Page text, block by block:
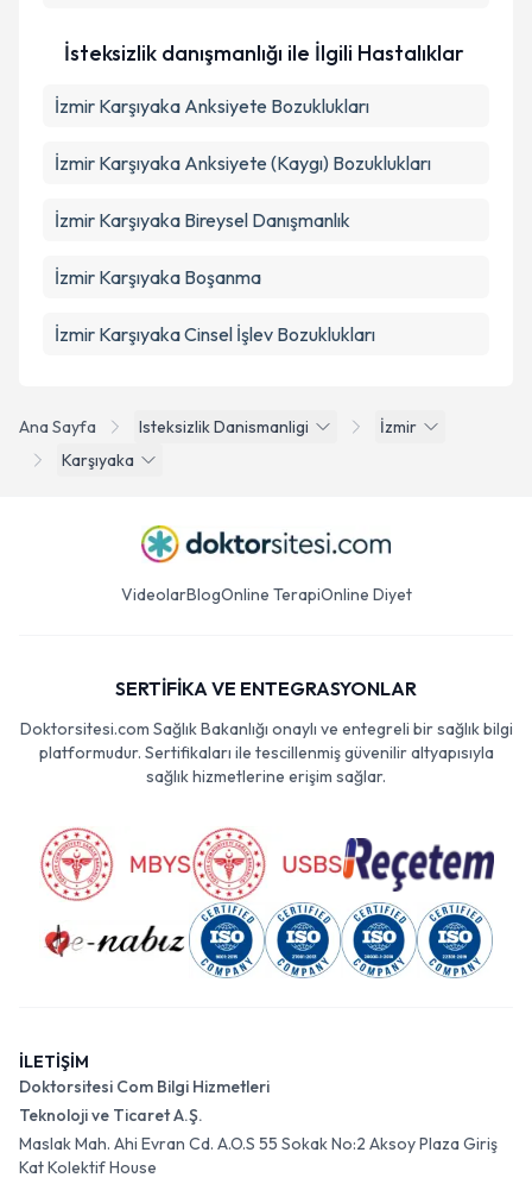
Ana Sayfa Isteksizlik Danismanligi
İzmir
Karşıyaka
İsteksizlik danışmanlığı ile İlgili Hastalıklar
İzmir Karşıyaka Anksiyete Bozuklukları
İzmir Karşıyaka Anksiyete (Kaygı) Bozuklukları
İzmir Karşıyaka Bireysel Danışmanlık
İzmir Karşıyaka Boşanma
İzmir Karşıyaka Cinsel İşlev Bozuklukları
VideolarBlogOnline TerapiOnline Diyet
SERTİFİKA VE ENTEGRASYONLAR
Doktorsitesi.com Sağlık Bakanlığı onaylı ve entegreli bir sağlık bilgi
platformudur. Sertifikaları ile tescillenmiş güvenilir altyapısıyla
sağlık hizmetlerine erişim sağlar.
İLETİŞİM
Doktorsitesi Com Bilgi Hizmetleri
Teknoloji ve Ticaret A.Ş.
Maslak Mah. Ahi Evran Cd. A.O.S 55 Sokak No:2 Aksoy Plaza Giriş
Kat Kolektif House